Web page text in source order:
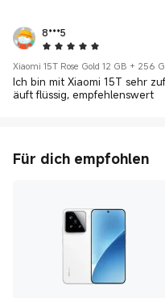
8***5
5 Star
Xiaomi 15T Rose Gold 12 GB + 256
Ich bin mit Xiaomi 15T sehr
äuft flüssig, empfehlenswert
Für dich empfohlen